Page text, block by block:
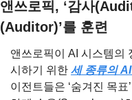
앤쓰로픽, ‘감사
(Auditor)’를 훈련
앤쓰로픽이 AI 시스템의
시하기 위한 세 종류의
이전트들은 ‘숨겨진 목